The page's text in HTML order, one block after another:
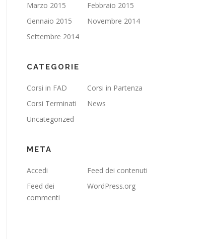
Marzo 2015
Febbraio 2015
Gennaio 2015
Novembre 2014
Settembre 2014
CATEGORIE
Corsi in FAD
Corsi in Partenza
Corsi Terminati
News
Uncategorized
META
Accedi
Feed dei contenuti
Feed dei
commenti
WordPress.org